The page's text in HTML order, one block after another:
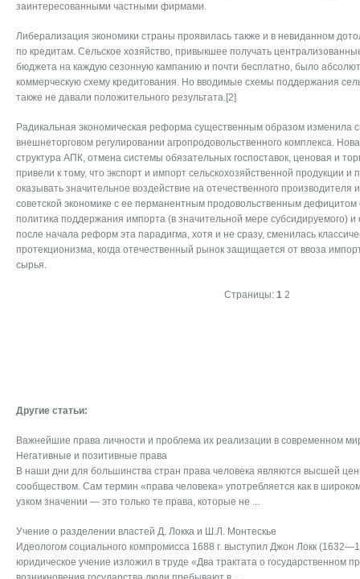
заинтересованными частными фирмами.
Либерализация экономики страны проявилась также и в невиданном
по кредитам. Сельское хозяйство, привыкшее получать
бюджета на каждую сезонную кампанию и почти бесплатно, было
коммерческую схему кредитования. Но вводимые схемы поддержания
также не давали положительного результата.[2]
Радикальная экономическая реформа существенным образом изменила
внешнеторговом регулировании агропродовольственного комплекса.
структура АПК, отмена системы обязательных госпоставок, ценовая и
привели к тому, что экспорт и импорт сельскохозяйственной продукции и
оказывать значительное воздействие на отечественного производителя
советской экономике с ее перманентным продовольственным
политика поддержания импорта (в значительной мере субсидируемого) и
после начала реформ эта парадигма, хотя и не сразу, сменилась
протекционизма, когда отечественный рынок защищается от ввоза
сырья.
Страницы: 1 2
Другие статьи:
Важнейшие права личности и проблема их реализации в современном
Негативные и позитивные права
В наши дни для большинства стран права человека являются высшей
сообществом. Сам термин «права человека» употребляется как в
узком значении — это только те права, которые не ...
Учение о разделении властей Д. Локка и Ш.Л. Монтескье
Идеологом социального компромисса 1688 г. выступил Джон Локк
юридическое учение изложил в труде «Два трактата о государственном